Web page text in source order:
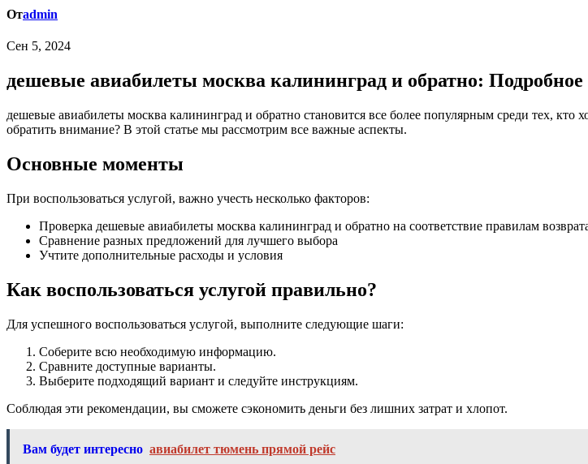
Отadmin
Сен 5, 2024
дешевые авиабилеты москва калининград и обратно:
дешевые авиабилеты москва калининград и обратно становится все более популярным среди тех, кто хочет сэкономить деньги. Но как правильно воспользоваться услугой и на что стоит
обратить внимание? В этой статье мы рассмотрим все важные аспекты.
Основные моменты
При воспользоваться услугой, важно учесть несколько факторов:
Проверка дешевые авиабилеты москва калининград и обратно на соответствие правилам
Сравнение разных предложений для лучшего выбора
Учтите дополнительные расходы и условия
Как воспользоваться услугой правильно?
Для успешного воспользоваться услугой, выполните следующие шаги:
Соберите всю необходимую информацию.
Сравните доступные варианты.
Выберите подходящий вариант и следуйте инструкциям.
Соблюдая эти рекомендации, вы сможете сэкономить деньги без лишних затрат и хлопот.
Вам будет интересно авиабилет тюмень прямой рейс